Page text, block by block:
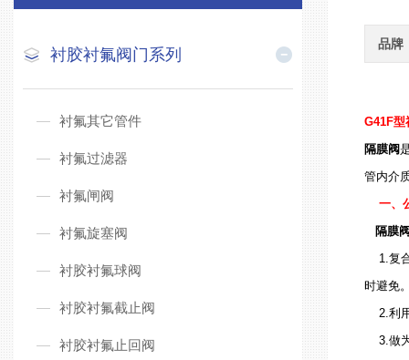
衬胶衬氟阀门系列
衬氟其它管件
衬氟过滤器
衬氟闸阀
衬氟旋塞阀
衬胶衬氟球阀
衬胶衬氟截止阀
衬胶衬氟止回阀
品牌
G41F型
隔膜阀
管内介
一、
隔膜
1.复合
时避免
2.利用
3.做为